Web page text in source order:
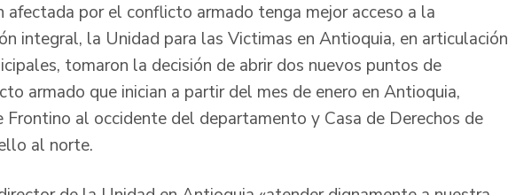
afectada por el conflicto armado tenga mejor acceso a la
integral, la Unidad para las Victimas en Antioquia, en articulación
tomaron la decisión de abrir dos nuevos puntos de
armado que inician a partir del mes de enero en Antioquia,
Frontino al occidente del departamento y Casa de Derechos de
al norte.